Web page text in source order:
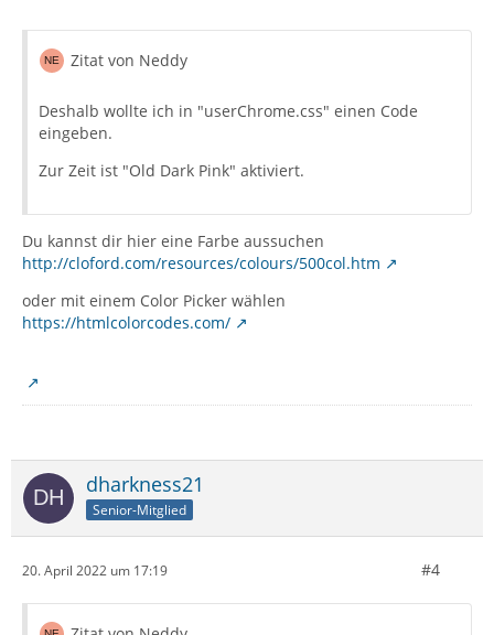
Zitat von Neddy
Deshalb wollte ich in "userChrome.css" einen Code
eingeben.
Zur Zeit ist "Old Dark Pink" aktiviert.
Du kannst dir hier eine Farbe aussuchen
http://cloford.com/resources/colours/500col.htm
oder mit einem Color Picker wählen
https://htmlcolorcodes.com/
dharkness21
Senior-Mitglied
20. April 2022 um 17:19 #4